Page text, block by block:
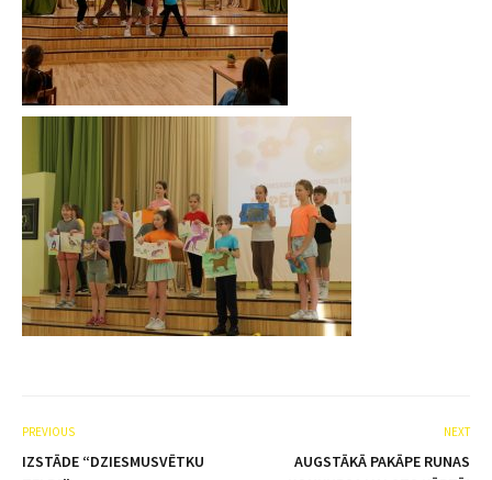
PREVIOUS
IZSTĀDE “DZIESMUSVĒTKU
NEXT
AUGSTĀKĀ PAKĀPE RUNAS